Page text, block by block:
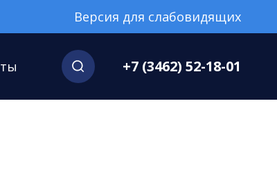
Версия для слабовидящих
+7 (3462) 52-18-01